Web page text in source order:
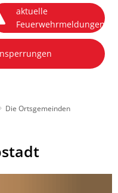
aktuelle
Feuerwehrmeldungen
Die Ortsgemeinden